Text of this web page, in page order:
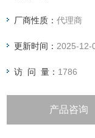
厂商性质：代理商
更新时间： 2025-12-
访 问 量： 1786
产品咨询